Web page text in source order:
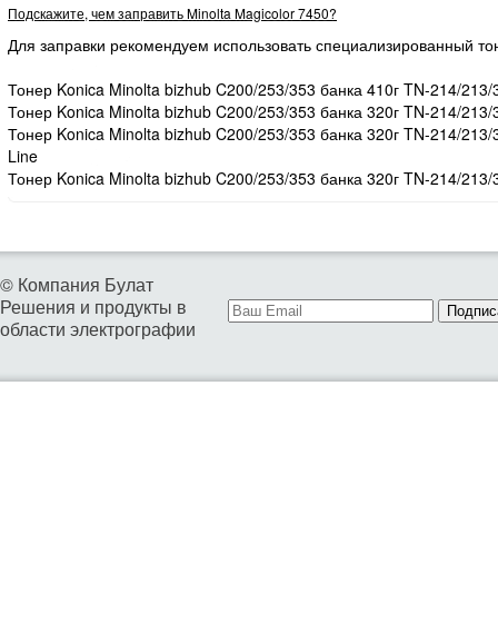
Подскажите, чем заправить Minolta Magicolor 7450?
Для заправки рекомендуем использовать специализированный
Тонер Konica Minolta bizhub C200/253/353 банка 410г TN-214/
Тонер Konica Minolta bizhub C200/253/353 банка 320г TN-214/
Тонер Konica Minolta bizhub C200/253/353 банка 320г TN-214/
Line
Тонер Konica Minolta bizhub C200/253/353 банка 320г TN-214/
© Компания Булат
Решения и продукты в
области электрографии